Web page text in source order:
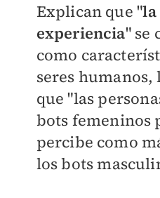
Explican que "la
experiencia" se
como
seres humanos,
que "las
bots femeninos
percibe como
los bots